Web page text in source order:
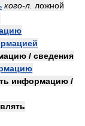
кого-л. ложной
/ сведения
информацию /